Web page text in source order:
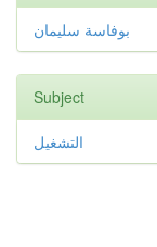
بوفاسة سليمان
Subject
التشغيل